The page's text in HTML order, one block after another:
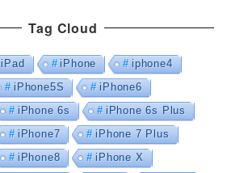
Tag Cloud
iPad iPhone
iphone4
iPhone5S
iPhone6
iPhone 6s
iPhone 6s Plus
iPhone7
iPhone 7 Plus
iPhone8
iPhone X